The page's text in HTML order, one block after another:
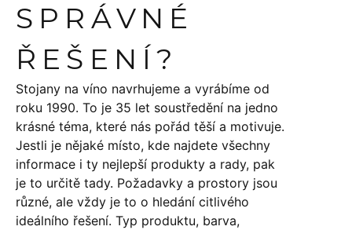
SPRÁVNÉ
ŘEŠENÍ?
Stojany na víno navrhujeme a vyrábíme od
roku 1990. To je 35 let soustředění na jedno
krásné téma, které nás pořád těší a motivuje.
Jestli je nějaké místo, kde najdete všechny
informace i ty nejlepší produkty a rady, pak
je to určitě tady. Požadavky a prostory jsou
různé, ale vždy je to o hledání citlivého
ideálního řešení. Typ produktu, barva,